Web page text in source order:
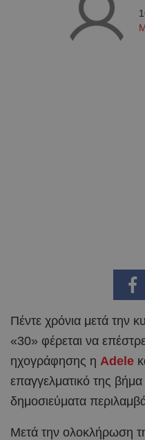
Πέντε χρόνια μετά την
«30» φέρεται να
ηχογράφησης η Adele
επαγγελματικό της
δημοσιεύματα
Μετά την ολοκλήρωση